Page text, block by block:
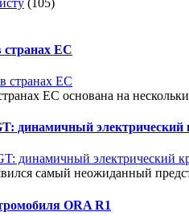
(105)
странах ЕС
ЕС основана на
динамичный электрический
самый неожиданный
ORA R1